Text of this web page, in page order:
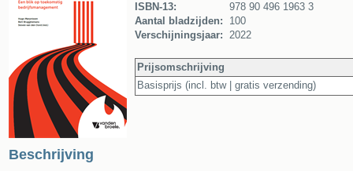
ISBN-13:
978 90 496 1963 3
Aantal bladzijden:
100
Verschijningsjaar: 2022
Prijsomschrijving
Basisprijs (incl. btw | gratis verzending)
Beschrijving